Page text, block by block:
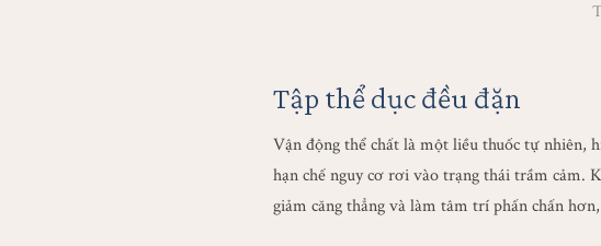
Tập thể dục đều đặn
Vận động thể chất là một liều thuốc tự nhiên,
hạn chế nguy cơ rơi vào trạng thái trầm cảm.
giảm căng thẳng và làm tâm trí phấn chấn